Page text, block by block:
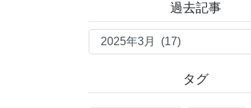
過去記事
過
タグ